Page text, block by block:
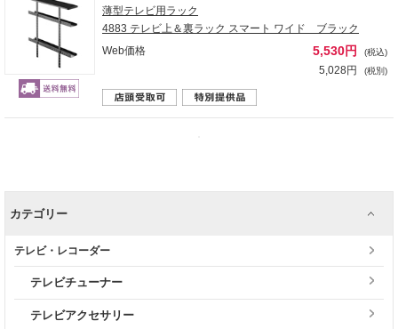
薄型テレビ用ラック
4883 テレビ上＆裏ラック スマート ワイド ブラック
Web価格
5,530円 (税込)
5,028円 (税別)
カテゴリー
テレビ・レコーダー
テレビチューナー
テレビアクセサリー